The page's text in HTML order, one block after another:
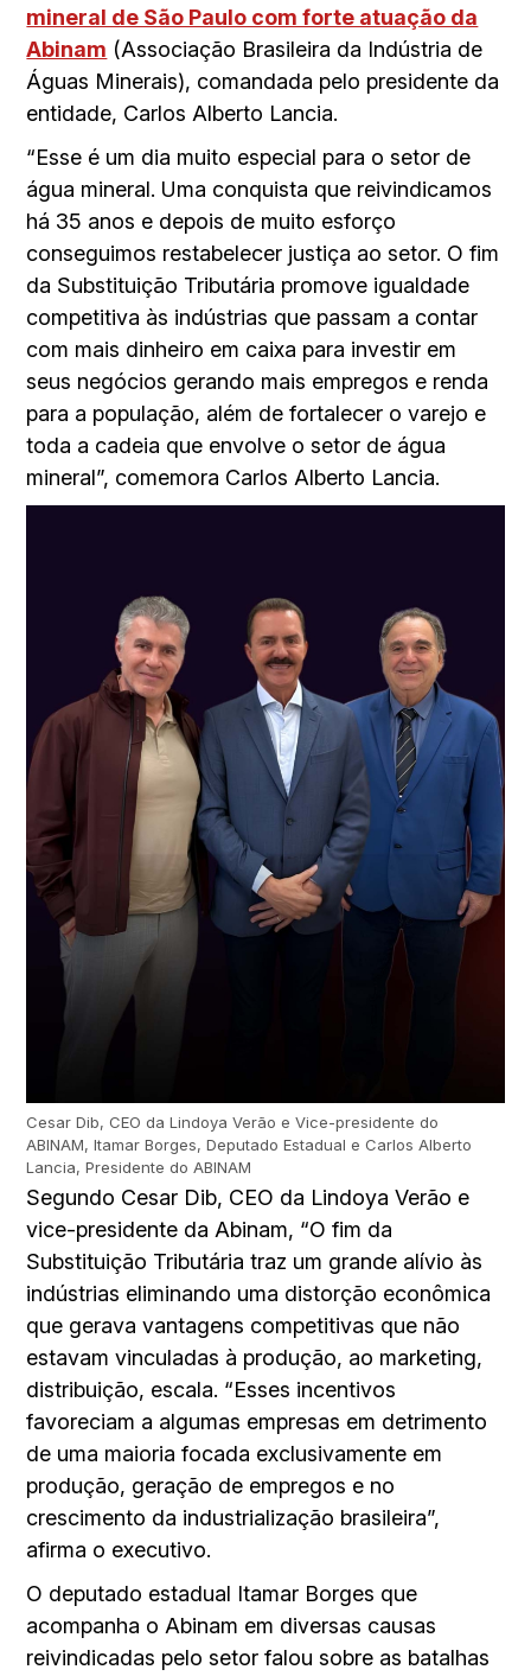
mineral de São Paulo com forte atuação da
Abinam (Associação Brasileira da Indústria de
Águas Minerais), comandada pelo presidente da
entidade, Carlos Alberto Lancia.
“Esse é um dia muito especial para o setor de
água mineral. Uma conquista que reivindicamos
há 35 anos e depois de muito esforço
conseguimos restabelecer justiça ao setor. O fim
da Substituição Tributária promove igualdade
competitiva às indústrias que passam a contar
com mais dinheiro em caixa para investir em
seus negócios gerando mais empregos e renda
para a população, além de fortalecer o varejo e
toda a cadeia que envolve o setor de água
mineral”, comemora Carlos Alberto Lancia.
Cesar Dib, CEO da Lindoya Verão e Vice-presidente do
ABINAM, Itamar Borges, Deputado Estadual e Carlos Alberto
Lancia, Presidente do ABINAM
Segundo Cesar Dib, CEO da Lindoya Verão e
vice-presidente da Abinam, “O fim da
Substituição Tributária traz um grande alívio às
indústrias eliminando uma distorção econômica
que gerava vantagens competitivas que não
estavam vinculadas à produção, ao marketing,
distribuição, escala. “Esses incentivos
favoreciam a algumas empresas em detrimento
de uma maioria focada exclusivamente em
produção, geração de empregos e no
crescimento da industrialização brasileira”,
afirma o executivo.
O deputado estadual Itamar Borges que
acompanha o Abinam em diversas causas
reivindicadas pelo setor falou sobre as batalhas